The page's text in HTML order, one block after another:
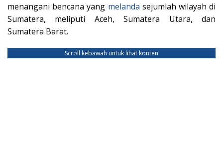
menangani bencana yang melanda sejumlah wilayah di
Sumatera, meliputi Aceh, Sumatera Utara, dan
Sumatera Barat.
Scroll kebawah untuk lihat konten